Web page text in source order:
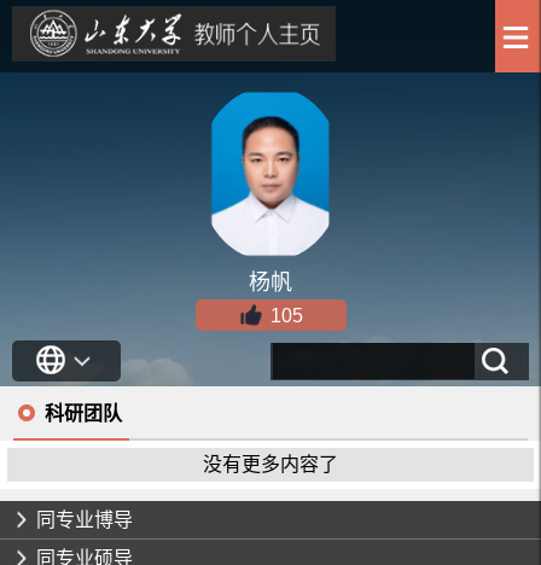
杨帆
105
科研团队
没有更多内容了
同专业博导
同专业硕导